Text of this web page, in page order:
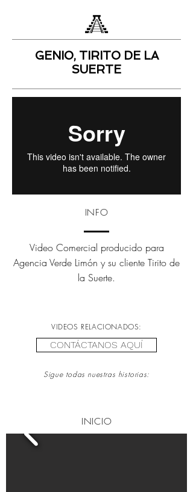
GENIO, TIRITO DE LA
SUERTE
INFO
Video Comercial producido para
Agencia Verde Limón y su cliente Tirito de
la Suerte.
VIDEOS RELACIONADOS:
CONTÁCTANOS AQUÍ
Sigue todas nuestras historias:
INICIO